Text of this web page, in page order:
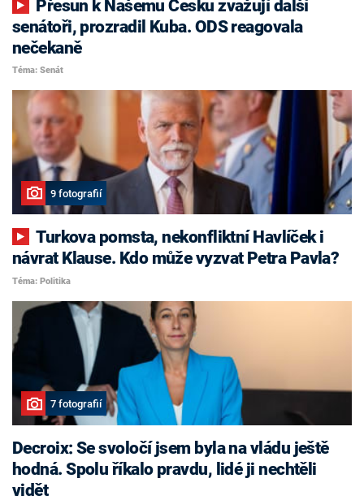
senátoři, prozradil Kuba. ODS reagovala
nečekaně
Téma: Senát
9 fotografií
Turkova pomsta, nekonfliktní Havlíček i
návrat Klause. Kdo může vyzvat Petra Pavla?
Téma: Politika
7 fotografií
Decroix: Se svoločí jsem byla na vládu ještě
hodná. Spolu říkalo pravdu, lidé ji nechtěli
vidět